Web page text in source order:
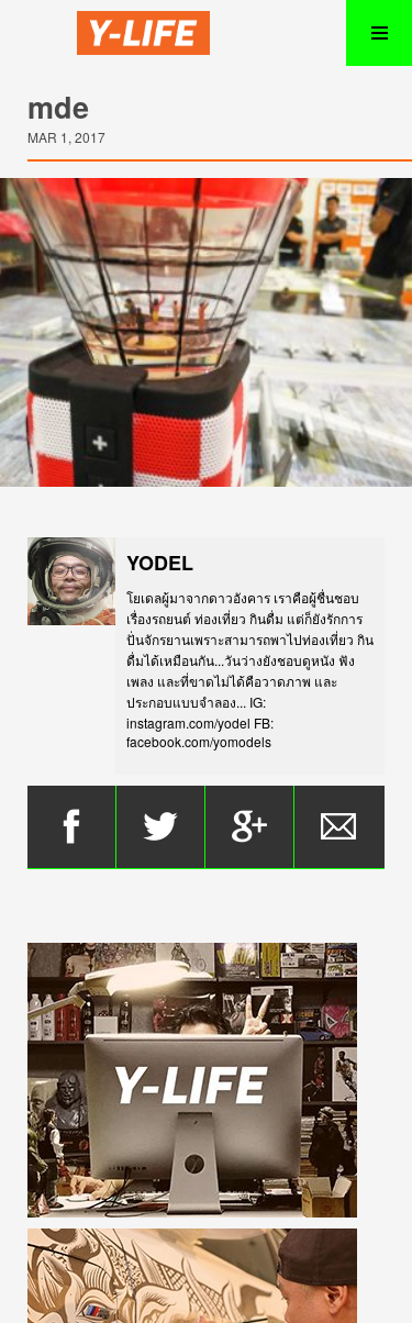
mde
MAR 1, 2017
YODEL
โยเดลผู้มาจากดาวอังคาร เราคือผู้ชื่นชอบ
เรื่องรถยนต์ ท่องเที่ยว กินดื่ม แต่ก็ยังรักการ
ปั่นจักรยานเพราะสามารถพาไปท่องเที่ยว กิน
ดื่มได้เหมือนกัน...วันว่างยังชอบดูหนัง ฟัง
เพลง และที่ขาดไม่ได้คือวาดภาพ และ
ประกอบแบบจำลอง... IG:
instagram.com/yodel FB:
facebook.com/yomodels